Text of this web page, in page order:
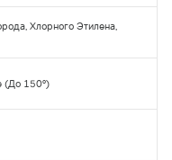
Хлорного Этилена,
(до 150°)